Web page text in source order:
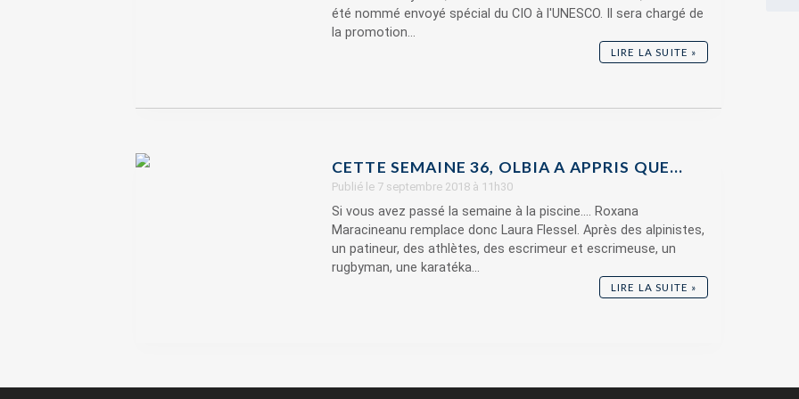
été nommé envoyé spécial du CIO à l'UNESCO. Il sera chargé de
la promotion...
LIRE LA SUITE »
CETTE SEMAINE 36, OLBIA A APPRIS QUE…
Publié le 7 septembre 2018 à 11h30
Si vous avez passé la semaine à la piscine.... Roxana
Maracineanu remplace donc Laura Flessel. Après des alpinistes,
un patineur, des athlètes, des escrimeur et escrimeuse, un
rugbyman, une karatéka...
LIRE LA SUITE »